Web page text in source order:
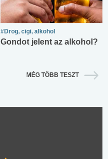
#Drog, cigi, alkohol
Gondot jelent az alkohol?
MÉG TÖBB TESZT